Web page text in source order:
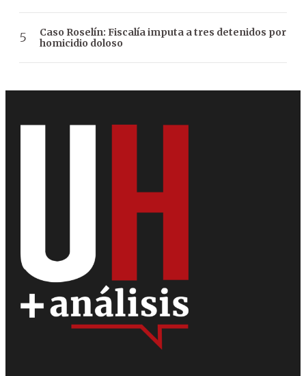
Caso Roselín: Fiscalía imputa a tres detenidos por
homicidio doloso